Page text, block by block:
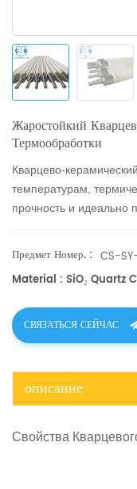
Жаростойкий
Термообработки
Кварцево-
температурам,
прочность и идеально
Предмет Номер. : CS-
Material : SiO₂ Quartz
СВЯЗАТЬСЯ СЕЙЧАС
описание
Свойства